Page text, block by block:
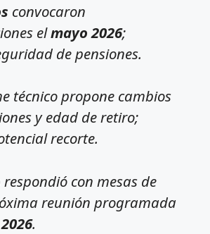
convocaron
elmayo 2026;
de pensiones.
técnico propone cambios
y edad de retiro;
recorte.
respondió con mesas de
reunión programada
.